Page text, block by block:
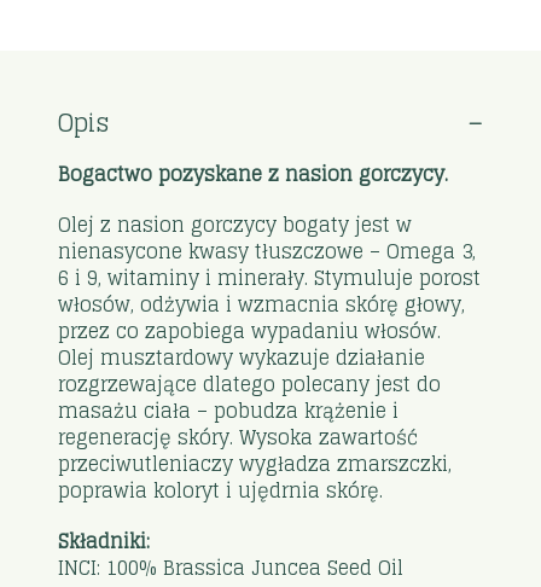
Opis
Bogactwo pozyskane z nasion gorczycy.
Olej z nasion gorczycy bogaty jest w
nienasycone kwasy tłuszczowe – Omega 3,
6 i 9, witaminy i minerały. Stymuluje porost
włosów, odżywia i wzmacnia skórę głowy,
przez co zapobiega wypadaniu włosów.
Olej musztardowy wykazuje działanie
rozgrzewające dlatego polecany jest do
masażu ciała – pobudza krążenie i
regenerację skóry. Wysoka zawartość
przeciwutleniaczy wygładza zmarszczki,
poprawia koloryt i ujędrnia skórę.
Składniki:
INCI: 100% Brassica Juncea Seed Oil